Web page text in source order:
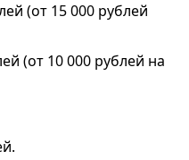
(от 15 000 рублей
(от 10 000 рублей на